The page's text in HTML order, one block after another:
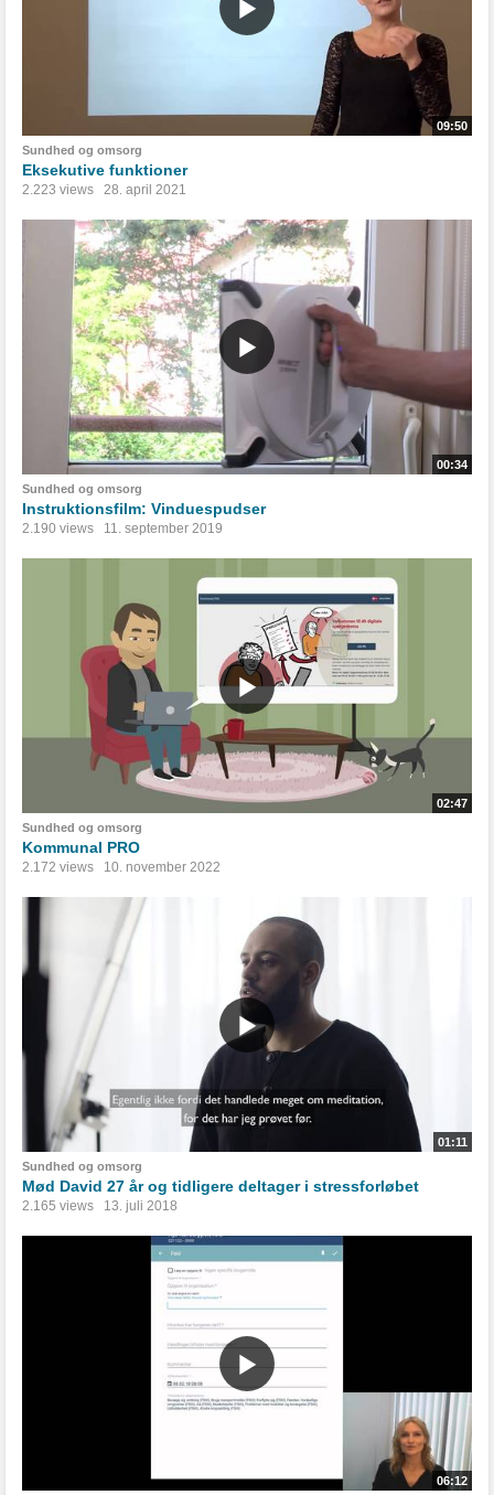
09:50
Sundhed og omsorg
Eksekutive funktioner
2.223 views 28. april 2021
00:34
Sundhed og omsorg
Instruktionsfilm: Vinduespudser
2.190 views 11. september 2019
02:47
Sundhed og omsorg
Kommunal PRO
2.172 views 10. november 2022
01:11
Sundhed og omsorg
Mød David 27 år og tidligere deltager i stressforløbet
2.165 views 13. juli 2018
06:12